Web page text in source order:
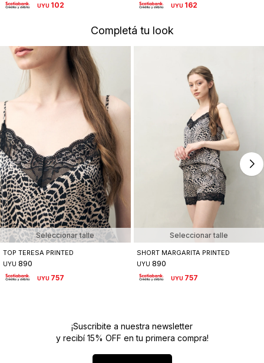
UYU 102 UYU 162
Completá tu look
Seleccionar talle
TOP TERESA PRINTED
UYU 890
UYU 757
Seleccionar talle
SHORT MARGARITA PRINTED
UYU 890
UYU 757
¡Suscribite a nuestra newsletter
y recibí 15% OFF en tu primera compra!